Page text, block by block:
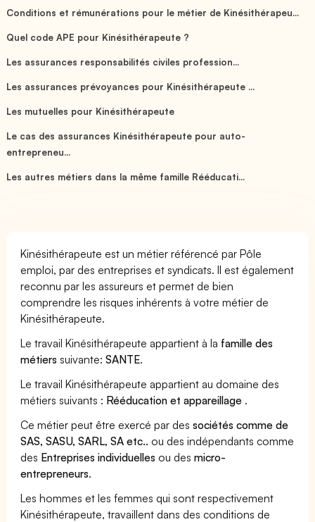
Conditions et rémunérations pour le métier de Kinésithérapeu...
Quel code APE pour Kinésithérapeute ?
Les assurances responsabilités civiles profession...
Les assurances prévoyances pour Kinésithérapeute ...
Les mutuelles pour Kinésithérapeute
Le cas des assurances Kinésithérapeute pour auto-
entrepreneu...
Les autres métiers dans la même famille Rééducati...
Kinésithérapeute est un métier référencé par Pôle
emploi, par des entreprises et syndicats. Il est également
reconnu par les assureurs et permet de bien
comprendre les risques inhérents à votre métier de
Kinésithérapeute.
Le travail Kinésithérapeute appartient à la famille des
métiers suivante:SANTE.
Le travail Kinésithérapeute appartient au domaine des
métiers suivants : Rééducation et appareillage .
Ce métier peut être exercé par dessociétés comme de
SAS, SASU, SARL, SA etc.. ou des indépendants comme
des Entreprises individuelles ou desmicro-
entrepreneurs.
Les hommes et les femmes qui sont respectivement
Kinésithérapeute, travaillent dans des conditions de